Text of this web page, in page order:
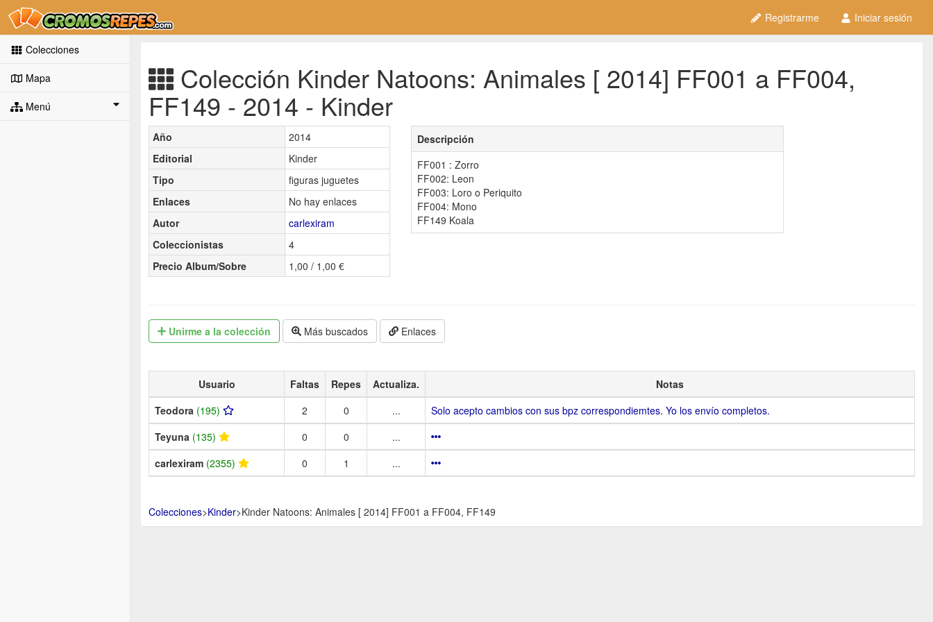
Registrarme Iniciar sesión
Colecciones
Mapa
Menú
Colección Kinder Natoons: Animales [ 2014] FF001 a FF004,
FF149 - 2014 - Kinder
Año
2014
Editorial
Kinder
Tipo
figuras juguetes
Enlaces
No hay enlaces
Autor
carlexiram
Coleccionistas
4
Precio Album/Sobre
1,00 / 1,00 €
Descripción
FF001 : Zorro
FF002: Leon
FF003: Loro o Periquito
FF004: Mono
FF149 Koala
Unirme a la colección Más buscados Enlaces
Usuario Faltas Repes Actualiza.
Notas
Teodora (195) 2 0 ...
Solo acepto cambios con sus bpz correspondiemtes. Yo los envío completos.
Teyuna (135) 0 0
...
carlexiram (2355) 0 1 ...
Colecciones>Kinder>Kinder Natoons: Animales [ 2014] FF001 a FF004, FF149